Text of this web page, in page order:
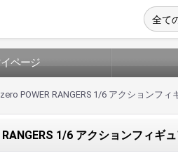
ページ
POWER RANGERS 1/6 アクションフィ
1/6 アクションフィギ